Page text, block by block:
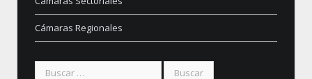
Cámaras Regionales